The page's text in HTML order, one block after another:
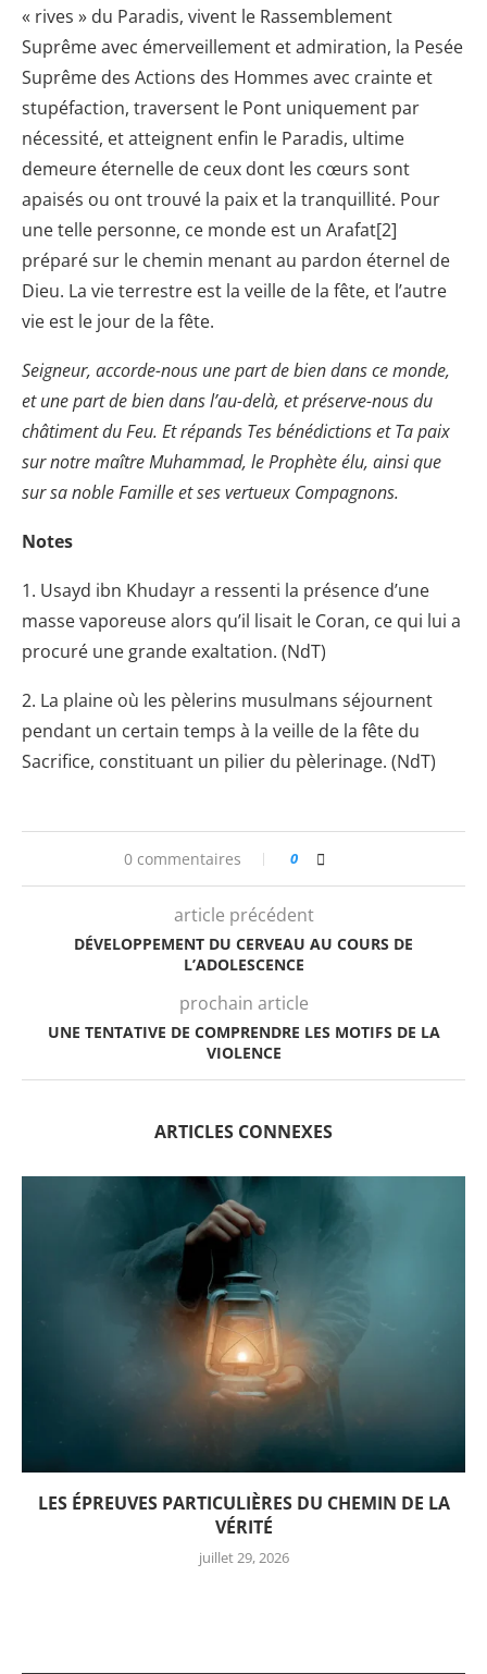
« rives » du Paradis, vivent le Rassemblement
Suprême avec émerveillement et admiration, la Pesée
Suprême des Actions des Hommes avec crainte et
stupéfaction, traversent le Pont uniquement par
nécessité, et atteignent enfin le Paradis, ultime
demeure éternelle de ceux dont les cœurs sont
apaisés ou ont trouvé la paix et la tranquillité. Pour
une telle personne, ce monde est un Arafat[2]
préparé sur le chemin menant au pardon éternel de
Dieu. La vie terrestre est la veille de la fête, et l’autre
vie est le jour de la fête.
Seigneur, accorde-nous une part de bien dans ce monde,
et une part de bien dans l’au-delà, et préserve-nous du
châtiment du Feu. Et répands Tes bénédictions et Ta paix
sur notre maître Muhammad, le Prophète élu, ainsi que
sur sa noble Famille et ses vertueux Compagnons.
Notes
1. Usayd ibn Khudayr a ressenti la présence d’une
masse vaporeuse alors qu’il lisait le Coran, ce qui lui a
procuré une grande exaltation. (NdT)
2. La plaine où les pèlerins musulmans séjournent
pendant un certain temps à la veille de la fête du
Sacrifice, constituant un pilier du pèlerinage. (NdT)
0 commentaires 0
article précédent
DÉVELOPPEMENT DU CERVEAU AU COURS DE
L’ADOLESCENCE
prochain article
UNE TENTATIVE DE COMPRENDRE LES MOTIFS DE LA
VIOLENCE
ARTICLES CONNEXES
LES ÉPREUVES PARTICULIÈRES DU CHEMIN DE LA
VÉRITÉ
juillet 29, 2026